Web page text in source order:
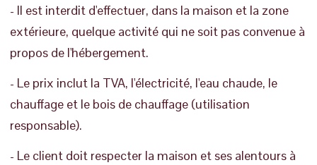
- Il est interdit d'effectuer, dans la maison et la zone
extérieure, quelque activité qui ne soit pas convenue à
propos de l'hébergement.
- Le prix inclut la TVA, l'électricité, l'eau chaude, le
chauffage et le bois de chauffage (utilisation
responsable).
- Le client doit respecter la maison et ses alentours à